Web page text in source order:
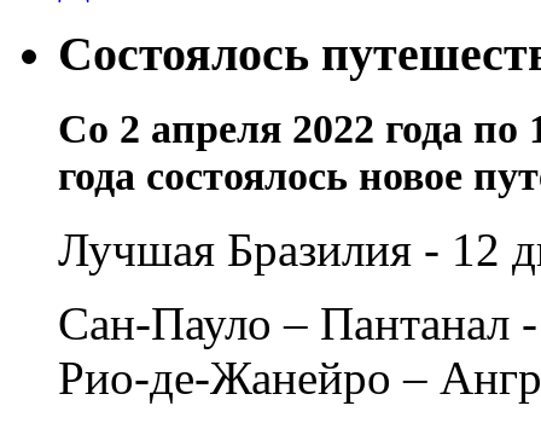
Состоялось
Со 2 апреля 2022 года по
года состоялось новое
Лучшая Бразилия - 12
Сан-Пауло – Пантанал
Рио-де-Жанейро –